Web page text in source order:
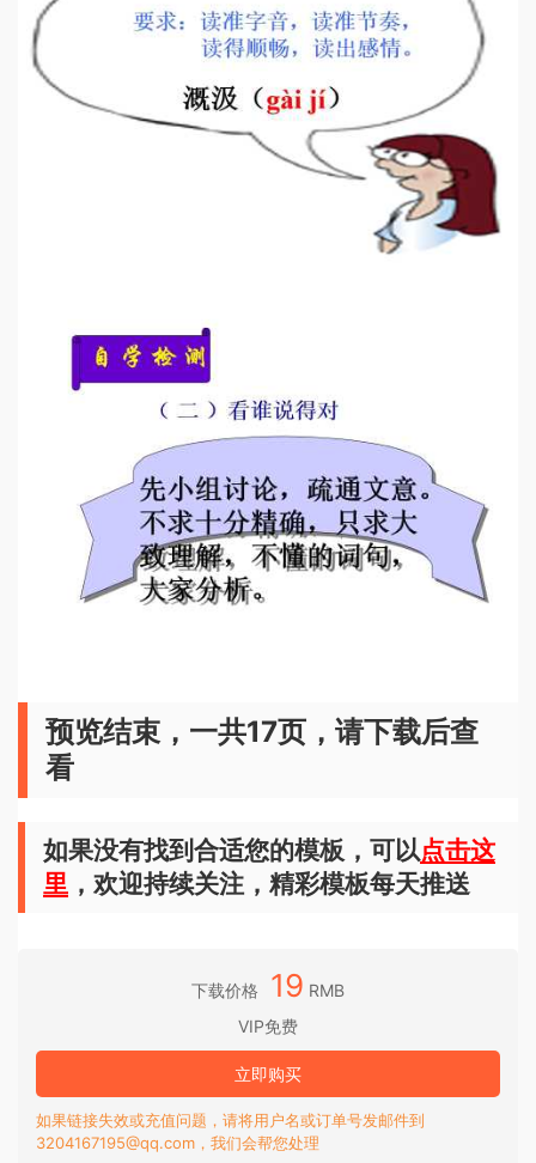
预览结束，一共17页，请下载后查
看
如果没有找到合适您的模板，可以点击这
里 ，欢迎持续关注，精彩模板每天推送
下载价格 19 RMB
VIP免费
立即购买
如果链接失效或充值问题，请将用户名或订单号发邮件到
3204167195@qq.com，我们会帮您处理